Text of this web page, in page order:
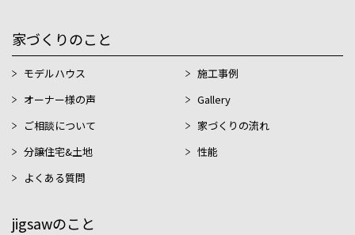
家づくりのこと
モデルハウス
施工事例
オーナー様の声
Gallery
ご相談について
家づくりの流れ
分譲住宅&土地
性能
よくある質問
jigsawのこと